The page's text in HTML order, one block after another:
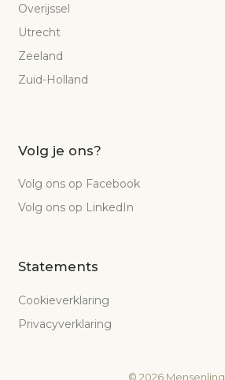
Overijssel
Utrecht
Zeeland
Zuid-Holland
Volg je ons?
Volg ons op Facebook
Volg ons op LinkedIn
Statements
Cookieverklaring
Privacyverklaring
© 2026Mensenlinq